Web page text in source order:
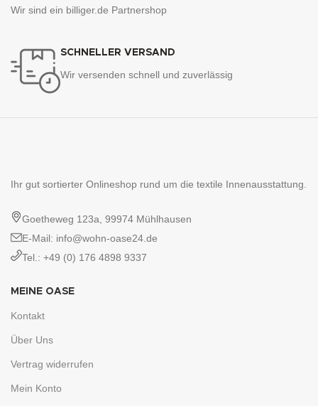
Wir sind ein billiger.de Partnershop
SCHNELLER VERSAND
Wir versenden schnell und zuverlässig
Ihr gut sortierter Onlineshop rund um die textile Innenausstattung.
Goetheweg 123a, 99974 Mühlhausen
E-Mail: info@wohn-oase24.de
Tel.: +49 (0) 176 4898 9337
MEINE OASE
Kontakt
Über Uns
Vertrag widerrufen
Mein Konto